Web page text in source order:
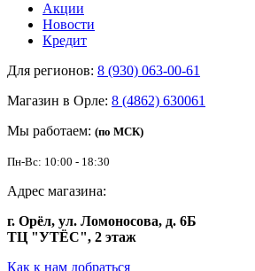
Акции
Новости
Кредит
Для регионов: 8 (930) 063-00-61
Магазин в Орле: 8 (4862) 630061
Мы работаем: (по МСК)
Пн-Вс: 10:00 - 18:30
Адрес магазина:
г. Орёл, ул. Ломоносова, д. 6Б
ТЦ "УТЁС", 2 этаж
Как к нам добраться